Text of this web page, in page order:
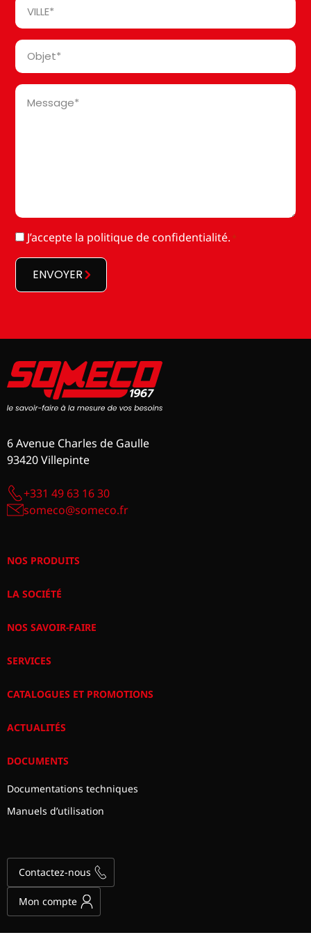
Objet
Message
RGPD
J’accepte la politique de confidentialité. *
ENVOYER
6 Avenue Charles de Gaulle
93420 Villepinte
+331 49 63 16 30
someco@someco.fr
NOS PRODUITS
LA SOCIÉTÉ
NOS SAVOIR-FAIRE
SERVICES
CATALOGUES ET PROMOTIONS
ACTUALITÉS
DOCUMENTS
Documentations techniques
Manuels d’utilisation
Contactez-nous
Mon compte